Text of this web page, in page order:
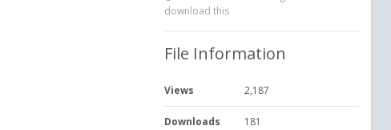
download this
File Information
Views 2,187
Downloads 181